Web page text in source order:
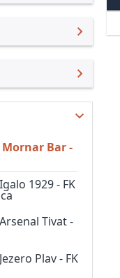
26
24
23
22
21
20
Mornar Bar -
1929 - FK
Tivat -
Plav - FK